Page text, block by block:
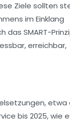
Ziele sollten
im Einklang
das SMART-
erreichbar,
etwa
bis 2025, wie